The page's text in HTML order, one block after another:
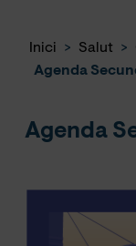
Inici > Salut >
Agenda
Agenda